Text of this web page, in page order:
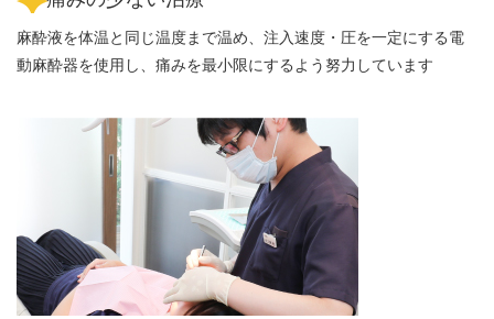
麻酔液を体温と同じ温度まで温め、注入速度・圧を一定にする電
動麻酔器を使用し、痛みを最小限にするよう努力しています